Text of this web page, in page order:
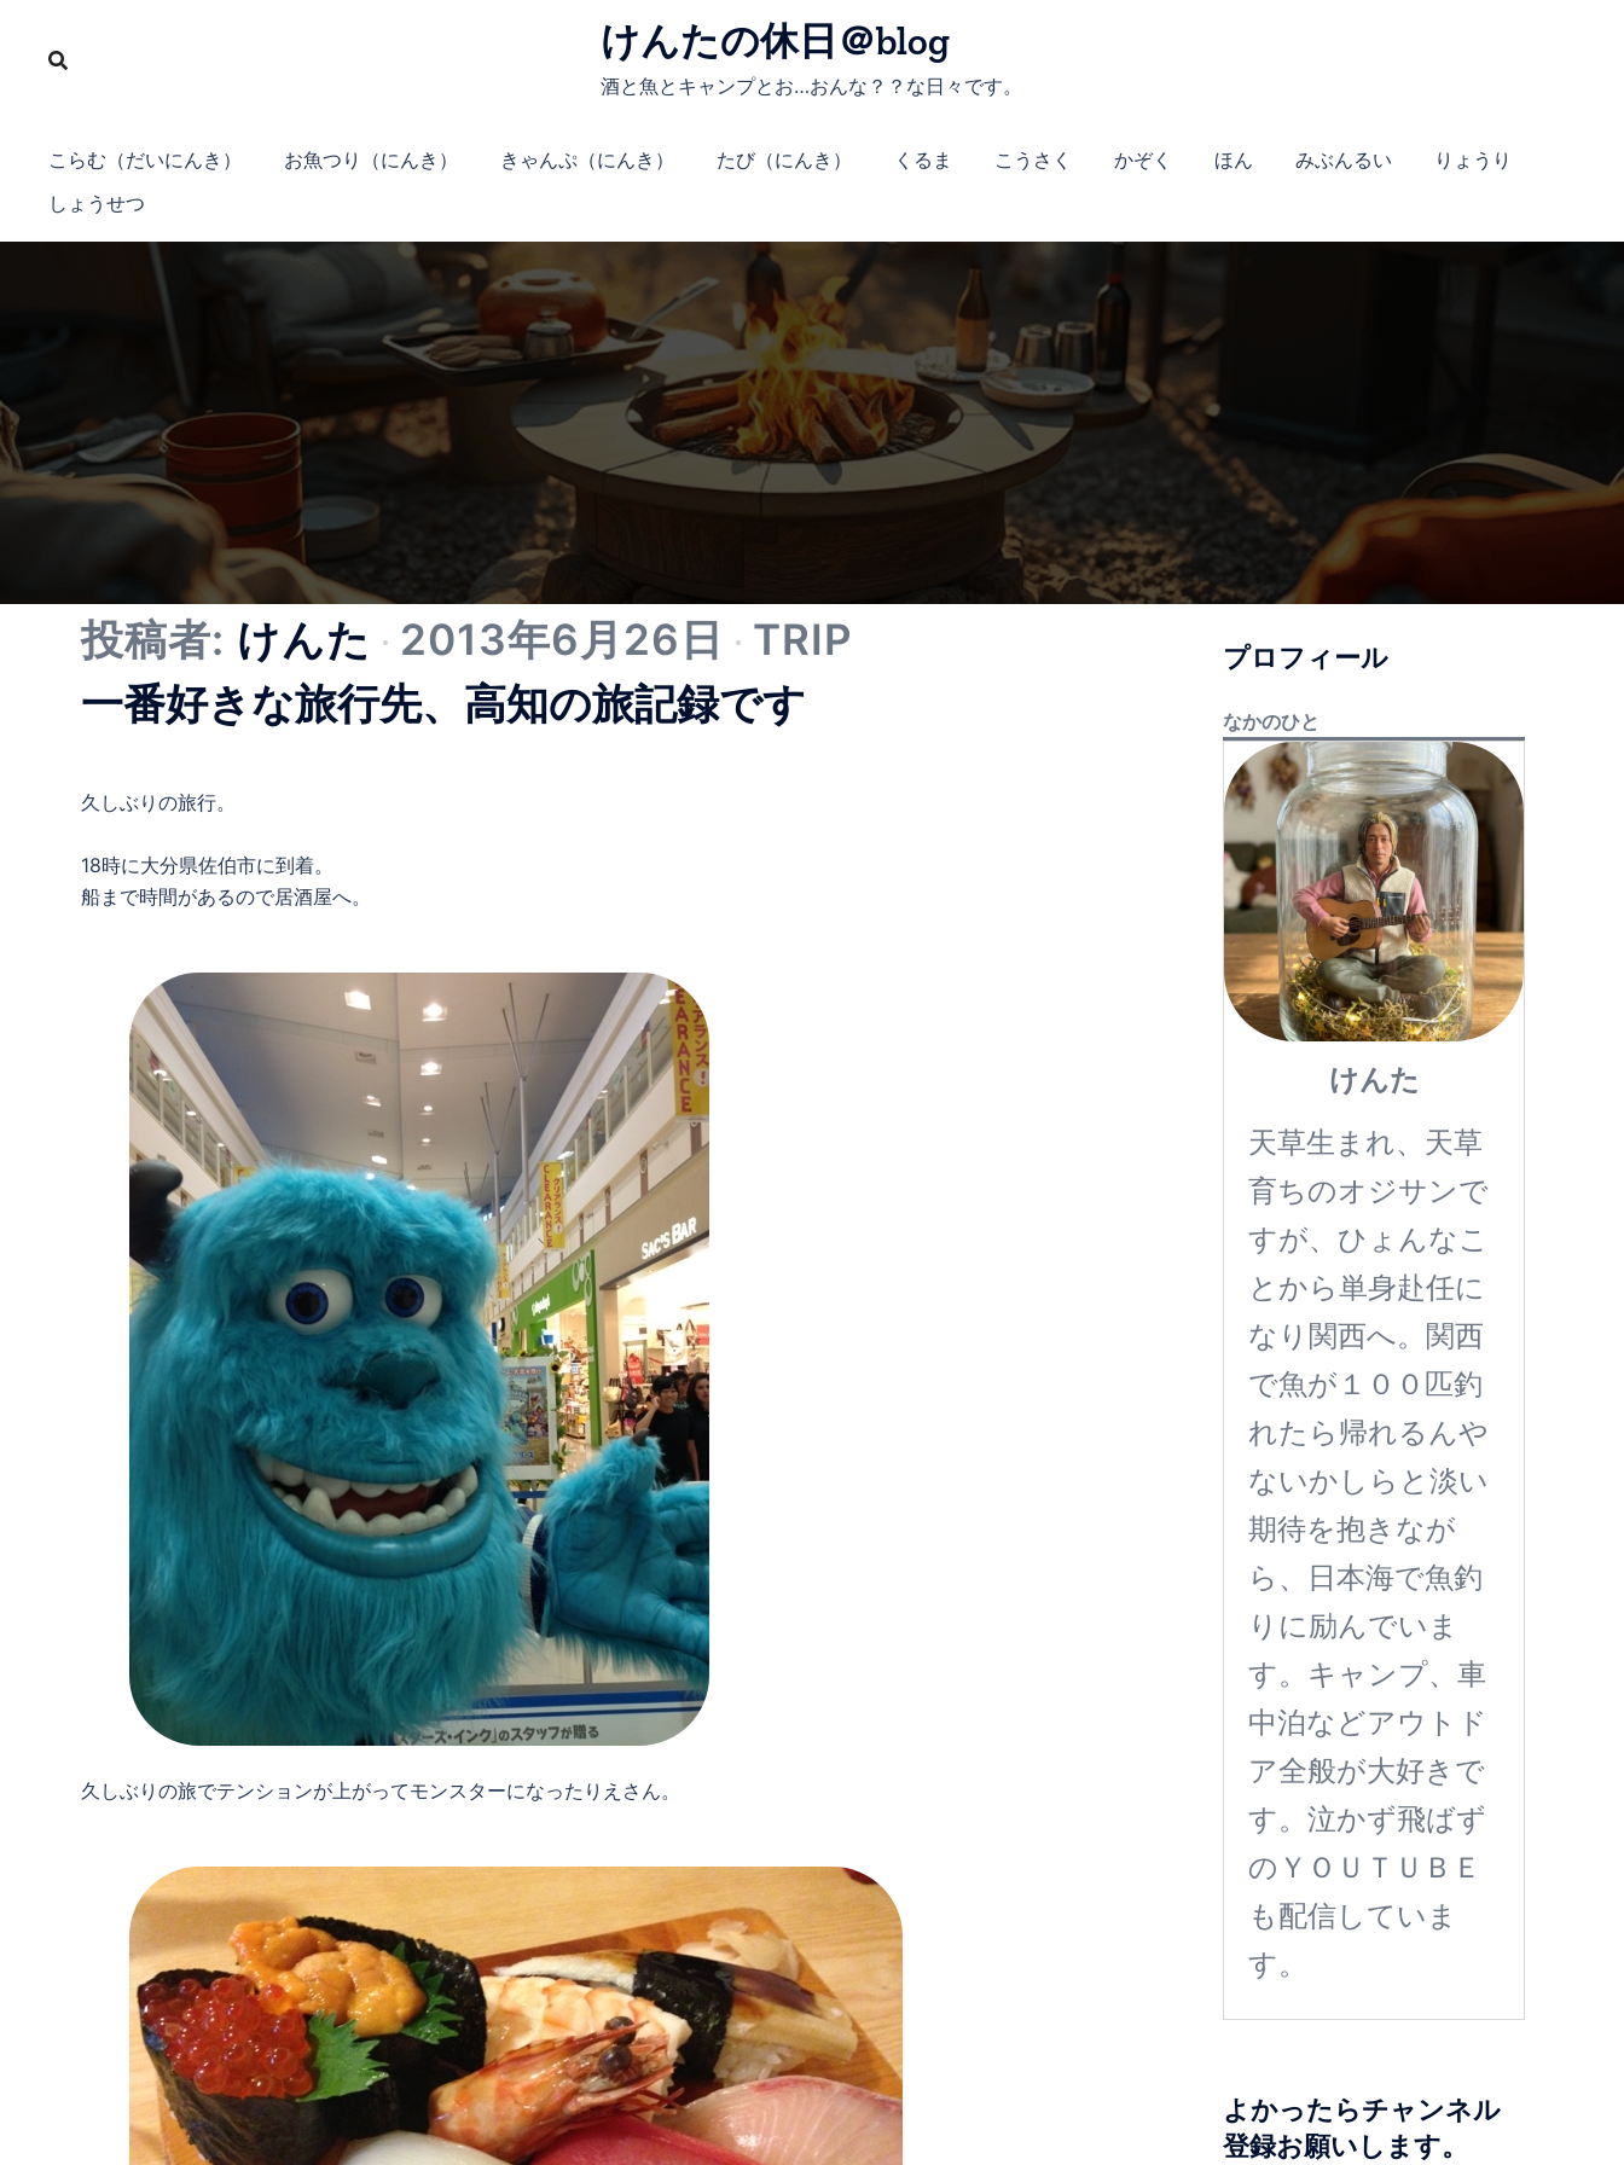
けんたの休日＠blog
酒と魚とキャンプとお…おんな？？な日々です。
こらむ（だいにんき） お魚つり（にんき） きゃんぷ（にんき） たび（にんき） くるま こうさく かぞく ほん みぶんるい
りょうり
しょうせつ
投稿者: けんた 2013年6月26日
TRIP
一番好きな旅行先、高知の旅記録です
久しぶりの旅行。
18時に大分県佐伯市に到着。
船まで時間があるので居酒屋へ。
久しぶりの旅でテンションが上がってモンスターになったりえさん。
プロフィール
なかのひと
けんた
天草生まれ、天草
育ちのオジサンで
すが、ひょんなこ
とから単身赴任に
なり関西へ。関西
で魚が１００匹釣
れたら帰れるんや
ないかしらと淡い
期待を抱きなが
ら、日本海で魚釣
りに励んでいま
す。キャンプ、車
中泊などアウトド
ア全般が大好きで
す。泣かず飛ばず
のＹＯＵＴＵＢＥ
も配信していま
す。
よかったらチャンネル
登録お願いします。